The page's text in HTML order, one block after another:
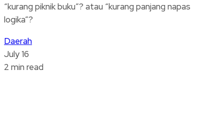
“kurang piknik buku”? atau “kurang panjang napas
logika”?
Daerah
July 16
2 min read